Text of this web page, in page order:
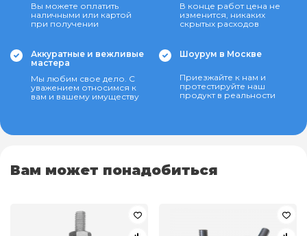
Вы можете оплатить
наличными или картой
при получении
В конце работ цена не
изменится, никаких
скрытых расходов
Аккуратные и вежливые
мастера
Мы любим свое дело. С
уважением относимся к
вам и вашему имуществу
Шоурум в Москве
Приезжайте к нам и
протестируйте наш
продукт в реальности
Вам может понадобиться